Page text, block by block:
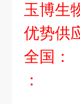
玉博生
优势供
全国：
：